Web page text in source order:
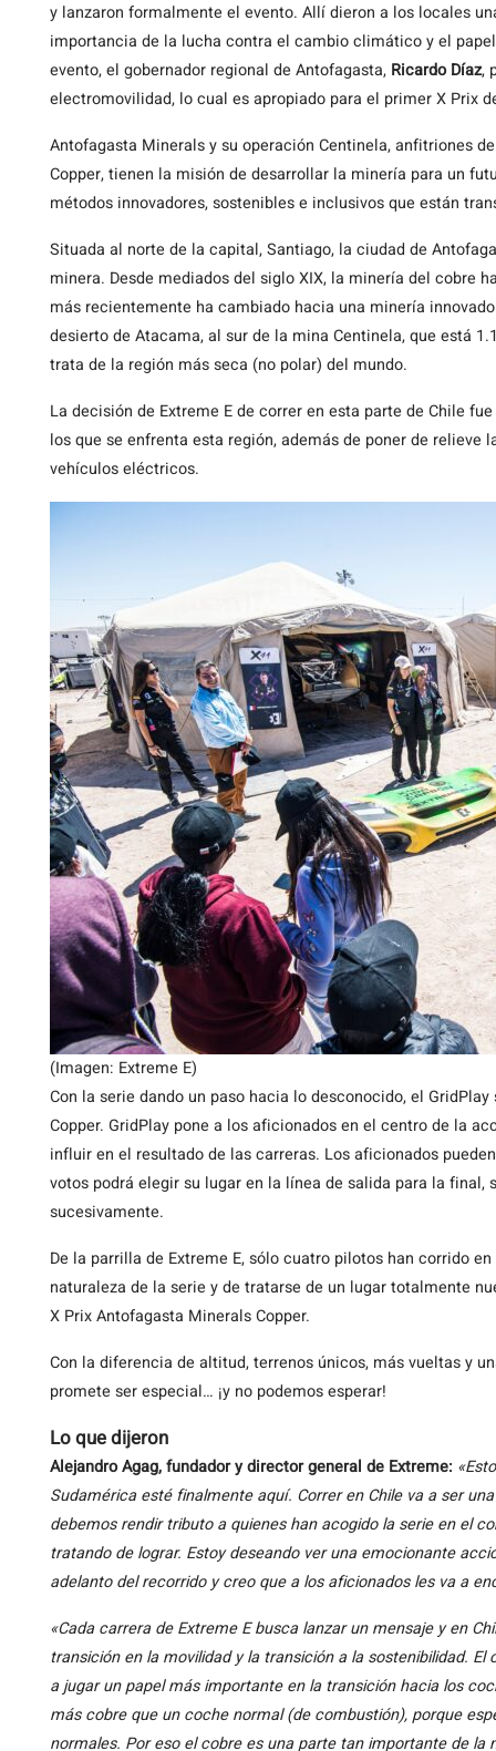
y lanzaron formalmente el evento. Allí dieron a los locales
importancia de la lucha contra el cambio climático y el
evento, el gobernador regional de Antofagasta, Ricardo Díaz,
electromovilidad, lo cual es apropiado para el primer X Prix
Antofagasta Minerals y su operación Centinela, anfitriones
Copper, tienen la misión de desarrollar la minería para un
métodos innovadores, sostenibles e inclusivos que están
Situada al norte de la capital, Santiago, la ciudad de
minera. Desde mediados del siglo XIX, la minería del cobre
más recientemente ha cambiado hacia una minería
desierto de Atacama, al sur de la mina Centinela, que está
trata de la región más seca (no polar) del mundo.
La decisión de Extreme E de correr en esta parte de Chile
los que se enfrenta esta región, además de poner de
vehículos eléctricos.
(Imagen: Extreme E)
Con la serie dando un paso hacia lo desconocido, el
Copper. GridPlay pone a los aficionados en el centro de la
influir en el resultado de las carreras. Los aficionados
votos podrá elegir su lugar en la línea de salida para la final,
sucesivamente.
De la parrilla de Extreme E, sólo cuatro pilotos han corrido
naturaleza de la serie y de tratarse de un lugar totalmente
X Prix Antofagasta Minerals Copper.
Con la diferencia de altitud, terrenos únicos, más vueltas y
promete ser especial… ¡y no podemos esperar!
Lo que dijeron
Alejandro Agag, fundador y director general de Extreme:
Sudamérica esté finalmente aquí. Correr en Chile va a ser
debemos rendir tributo a quienes han acogido la serie en el
tratando de lograr. Estoy deseando ver una emocionante
adelanto del recorrido y creo que a los aficionados les va a
«Cada carrera de Extreme E busca lanzar un mensaje y en
transición en la movilidad y la transición a la sostenibilidad.
a jugar un papel más importante en la transición hacia los
más cobre que un coche normal (de combustión), porque
normales. Por eso el cobre es una parte tan importante de